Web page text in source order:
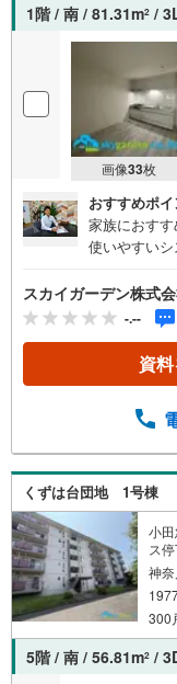
1階 / 南 / 81.31m2 /
画像33枚
おすすめポイ
家族におす
使いやすい
さい。全居室
のでお薦めで
ら、メール
経験と知識
度は、数あ
カイガーデ
きのことなど
かに喜んで
前9時00分
日） 営業時
案内できます
心よりお待ち
スカイガーデン株式
-.--
資
くずは台団地 1号棟
小
ス
神
300
5階 / 南 / 56.81m2 /